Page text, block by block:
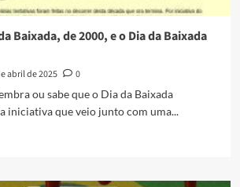
Baixada, de 2000, e o Dia da Baixada
abril de 2025
0
ou sabe que o Dia da Baixada
iniciativa que veio junto com uma...